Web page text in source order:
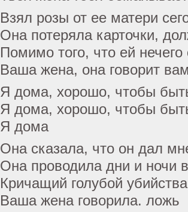
Взял розы от ее матери
Она потеряла карточки,
Помимо того, что ей нечего
Ваша жена, она говорит
Я дома, хорошо, чтобы
Я дома, хорошо, чтобы
Я дома
Она сказала, что он дал
Она проводила дни и ночи
Кричащий голубой
Ваша жена говорила. ложь